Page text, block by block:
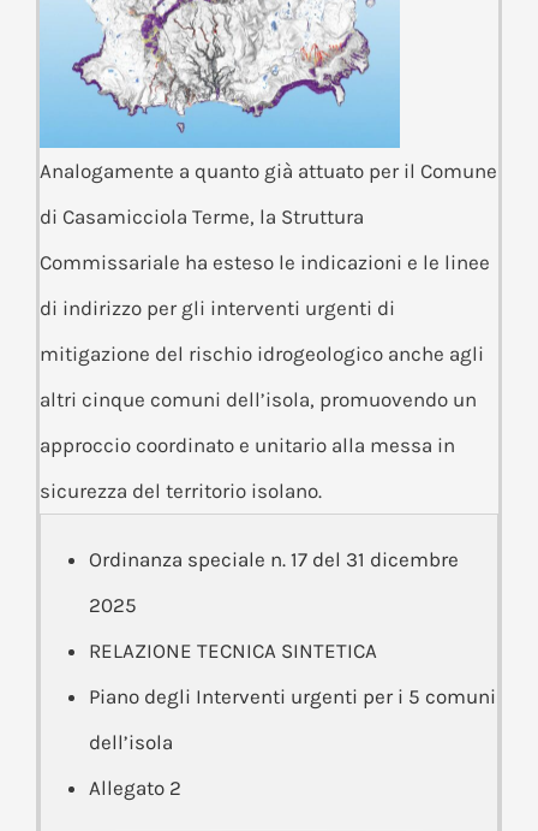
Analogamente a quanto già attuato per il Comune
di Casamicciola Terme, la Struttura
Commissariale ha esteso le indicazioni e le linee
di indirizzo per gli interventi urgenti di
mitigazione del rischio idrogeologico anche agli
altri cinque comuni dell’isola, promuovendo un
approccio coordinato e unitario alla messa in
sicurezza del territorio isolano.
Ordinanza speciale n. 17 del 31 dicembre
2025
RELAZIONE TECNICA SINTETICA
Piano degli Interventi urgenti per i 5 comuni
dell’isola
Allegato 2